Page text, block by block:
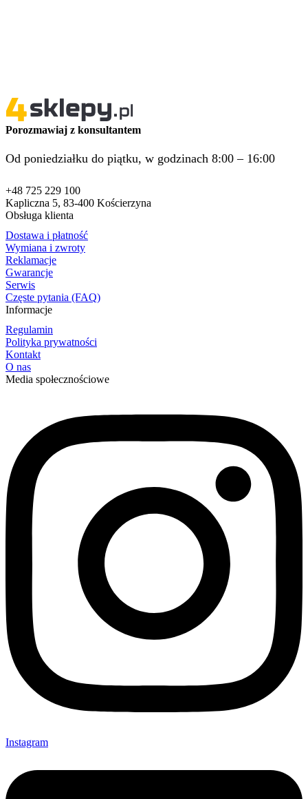
Porozmawiaj z konsultantem
Od poniedziałku do piątku, w godzinach 8:00 – 16:00
+48 725 229 100
Kapliczna 5, 83-400 Kościerzyna
Obsługa klienta
Dostawa i płatność
Wymiana i zwroty
Reklamacje
Gwarancje
Serwis
Częste pytania (FAQ)
Informacje
Regulamin
Polityka prywatności
Kontakt
O nas
Media społecznościowe
Instagram